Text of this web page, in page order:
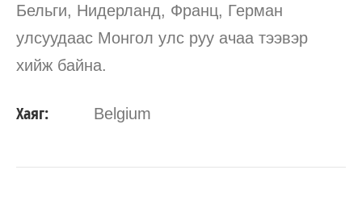
Бельги, Нидерланд, Франц, Герман
улсуудаас Монгол улс руу ачаа тээвэр
хийж байна.
Хаяг: Belgium